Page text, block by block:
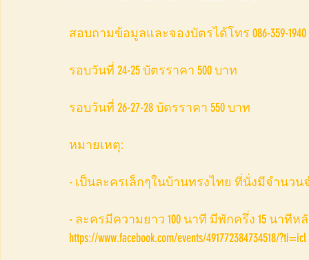
สอบถามข้อมูลและจองบัตรได้โทร 086-359-1940
รอบวันที่ 24-25 บัตรราคา 500 บาท
รอบวันที่ 26-27-28 บัตรราคา 550 บาท
หมายเหตุ:
- เป็นละครเล็กๆในบ้านทรงไทย ที่นั่งมีจำนวน
- ละครมีความยาว 100 นาที มีพักครึ่ง 15 นาทีห
https://www.facebook.com/events/491772384734518/?ti=icl